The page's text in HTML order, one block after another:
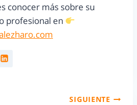
conocer más sobre su
profesional en
SIGUIENTE